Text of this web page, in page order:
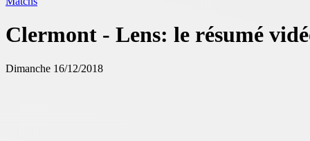
Clermont - Lens: le résumé
Dimanche 16/12/2018